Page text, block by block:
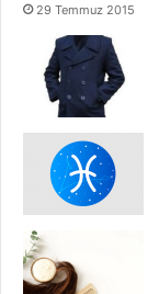
29 Temmuz 2015